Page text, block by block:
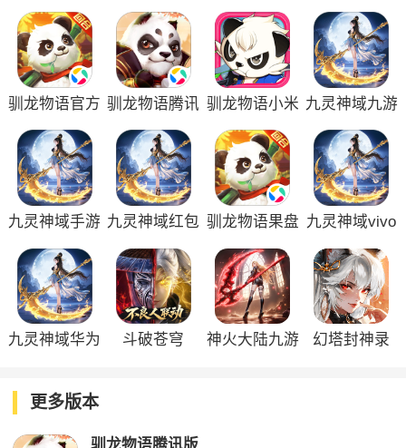
驯龙物语官方 驯龙物语腾讯 驯龙物语小米 九灵神域九游
九灵神域手游 九灵神域红包 驯龙物语果盘 九灵神域vivo
九灵神域华为
斗破苍穹
神火大陆九游
幻塔封神录
更多版本
驯龙物语腾讯版